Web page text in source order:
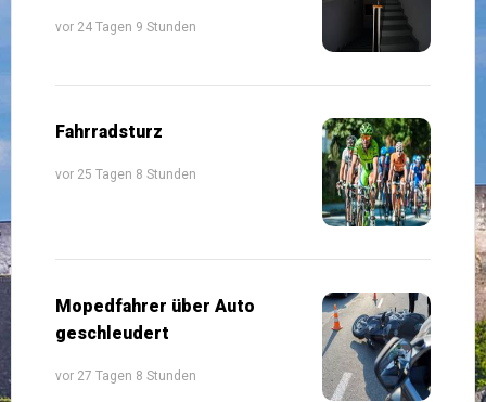
vor 24 Tagen 9 Stunden
Fahrradsturz
vor 25 Tagen 8 Stunden
Mopedfahrer über Auto
geschleudert
vor 27 Tagen 8 Stunden